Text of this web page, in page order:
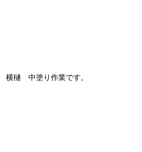
横樋 中塗り作業です。